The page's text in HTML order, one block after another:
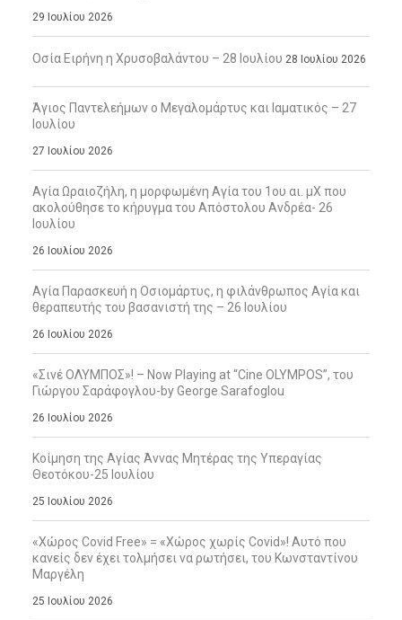
29 Ιουλίου 2026
Οσία Ειρήνη η Χρυσοβαλάντου – 28 Ιουλίου 28 Ιουλίου 2026
Άγιος Παντελεήμων ο Μεγαλομάρτυς και Ιαματικός – 27
Ιουλίου
27 Ιουλίου 2026
Αγία Ωραιοζήλη, η μορφωμένη Αγία του 1ου αι. μΧ που
ακολούθησε το κήρυγμα του Απόστολου Ανδρέα- 26
Ιουλίου
26 Ιουλίου 2026
Αγία Παρασκευή η Οσιομάρτυς, η φιλάνθρωπος Αγία και
θεραπευτής του βασανιστή της – 26 Ιουλίου
26 Ιουλίου 2026
«Σινέ ΟΛΥΜΠΟΣ»! – Now Playing at “Cine OLYMPOS”, του
Γιώργου Σαράφογλου-by George Sarafoglou
26 Ιουλίου 2026
Κοίμηση της Αγίας Άννας Μητέρας της Υπεραγίας
Θεοτόκου-25 Ιουλίου
25 Ιουλίου 2026
«Χώρος Covid Free» = «Χώρος χωρίς Covid»! Αυτό που
κανείς δεν έχει τολμήσει να ρωτήσει, του Κωνσταντίνου
Μαργέλη
25 Ιουλίου 2026